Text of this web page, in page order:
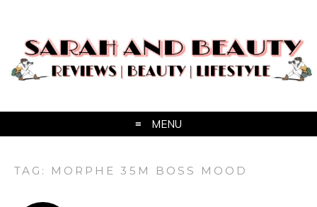
MENU
TAG: MORPHE 35M BOSS MOOD